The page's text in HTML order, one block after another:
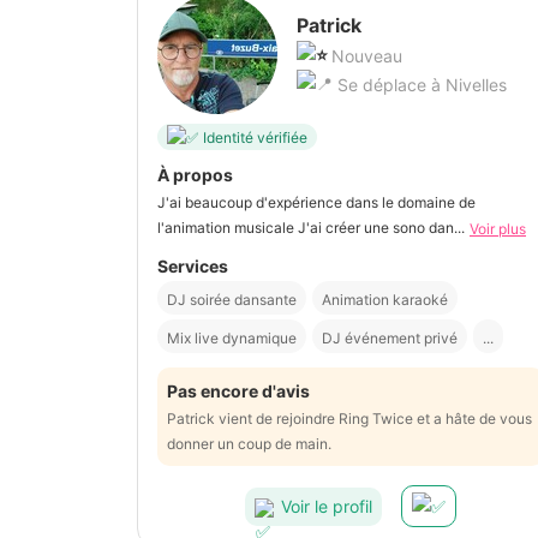
Patrick
Nouveau
Se déplace à Nivelles
Identité vérifiée
À propos
J'ai beaucoup d'expérience dans le domaine de
l'animation musicale J'ai créer une sono dan... Voir plus
Services
DJ soirée dansante Animation karaoké
Mix live dynamique DJ événement privé ...
Pas encore d'avis
Patrick vient de rejoindre Ring Twice et a hâte de vous
donner un coup de main.
Voir le profil